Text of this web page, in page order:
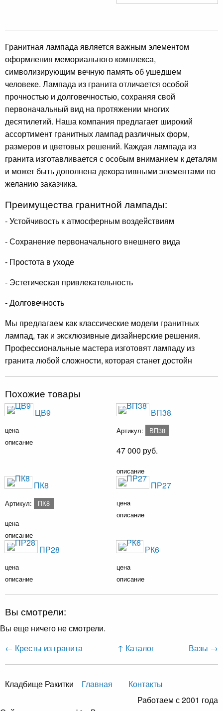
Гранитная лампада является важным элементом
оформления мемориального комплекса,
символизирующим вечную память об ушедшем
человеке. Лампада из гранита отличается особой
прочностью и долговечностью, сохраняя свой
первоначальный вид на протяжении многих
десятилетий. Наша компания предлагает широкий
ассортимент гранитных лампад различных форм,
размеров и цветовых решений. Каждая лампада из
гранита изготавливается с особым вниманием к деталям
и может быть дополнена декоративными элементами по
желанию заказчика.
Преимущества гранитной лампады:
- Устойчивость к атмосферным воздействиям
- Сохранение первоначального внешнего вида
- Простота в уходе
- Эстетическая привлекательность
- Долговечность
Мы предлагаем как классические модели гранитных
лампад, так и эксклюзивные дизайнерские решения.
Профессиональные мастера изготовят лампаду из
гранита любой сложности, которая станет достойн
Похожие товары
ЦВ9
цена
описание
ВП38
Артикул: ВП38
47 000 руб.
описание
ПК8
Артикул: ПК8
цена
описание
ПР27
цена
описание
ПР28
цена
описание
РК6
цена
описание
Вы смотрели:
Вы еще ничего не смотрели.
← Кресты из гранита
↑ Каталог Вазы →
Кладбище Ракитки Главная
Контакты
Работаем с 2001 года